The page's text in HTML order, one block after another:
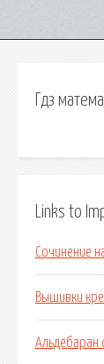
Гдз
Links to
Сочинение
Вышивки
Альдебаран